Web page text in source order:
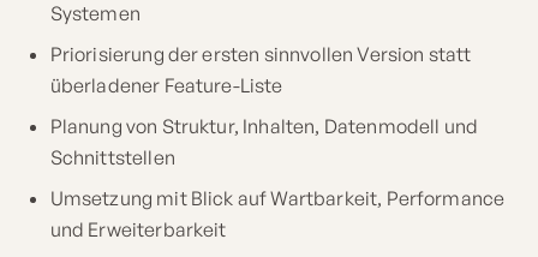
Systemen
Priorisierung der ersten sinnvollen Version statt
überladener Feature-Liste
Planung von Struktur, Inhalten, Datenmodell und
Schnittstellen
Umsetzung mit Blick auf Wartbarkeit, Performance
und Erweiterbarkeit